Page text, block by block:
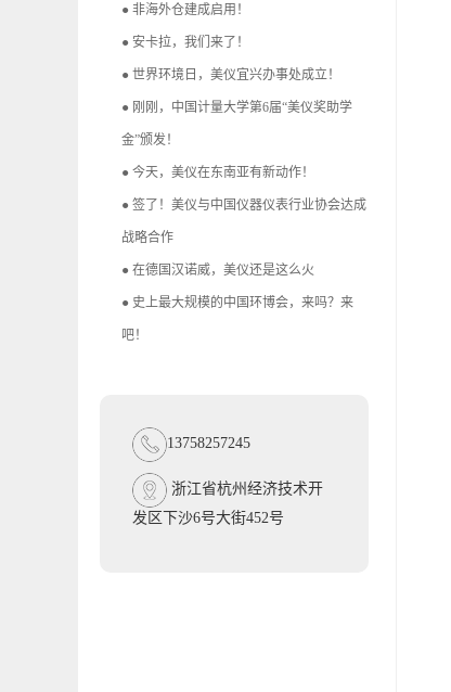
● 非海外仓建成启用！
● 安卡拉，我们来了！
● 世界环境日，美仪宜兴办事处成立！
● 刚刚，中国计量大学第6届“美仪奖助学
金”颁发！
● 今天，美仪在东南亚有新动作！
● 签了！美仪与中国仪器仪表行业协会达成
战略合作
● 在德国汉诺威，美仪还是这么火
● 史上最大规模的中国环博会，来吗？来
吧！
13758257245
浙江省杭州经济技术开
发区下沙6号大街452号